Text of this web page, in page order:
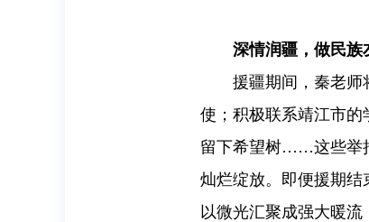
深情润疆，做民族
援疆期间，秦老师
使；积极联系靖江市的
留下希望树……这些举
灿烂绽放。即便援期结
以微光汇聚成强大暖流